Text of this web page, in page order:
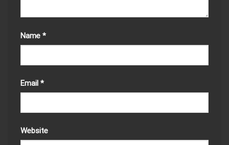
Name *
Email *
Website